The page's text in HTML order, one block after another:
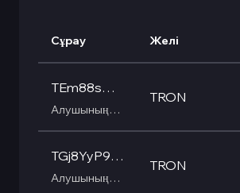
Сұрау Желі
TEm88sAg
avKhbsyG4
vKoooxgZQ
q7t1NZ2o8
Алушының
TRON
TRON
TGj8YyP9w
R6bB4xVhC
Алушының
TRON